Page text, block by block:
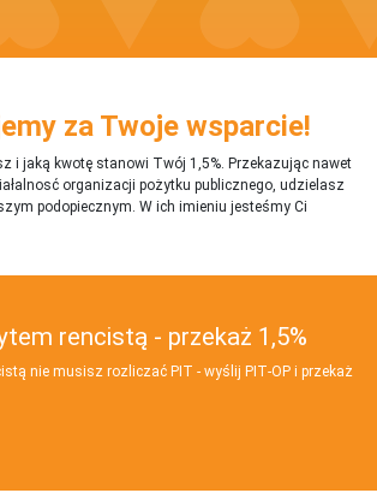
za Twoje wsparcie!
i jaką kwotę stanowi Twój 1,5%. Przekazując nawet
organizacji pożytku publicznego, udzielasz
podopiecznym. W ich imieniu jesteśmy Ci
rencistą - przekaż 1,5%
nie musisz rozliczać PIT - wyślij PIT‑OP i przekaż